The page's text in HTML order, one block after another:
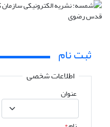
ثبت نام
اطلاعات شخصی
عنوان